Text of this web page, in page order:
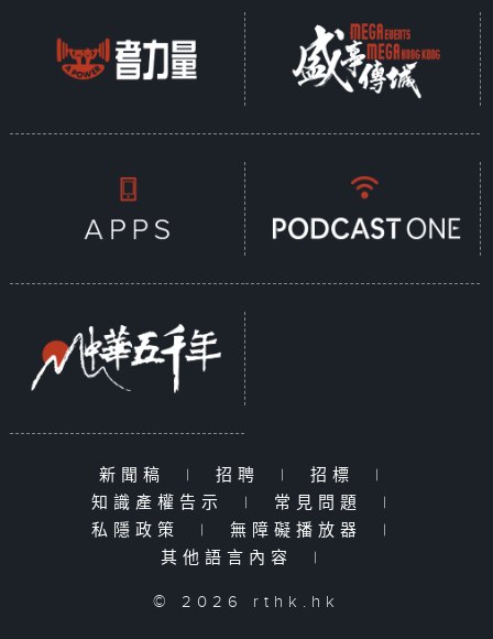
新聞稿 | 招聘 | 招標
|
知識產權告示
| 常見問題
|
私隱政策
| 無障礙播放器
|
其他語言內容
|
© 2026 rthk.hk